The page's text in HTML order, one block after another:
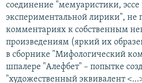
соединение "мемуаристики, эссе
экспериментальной лирики", не
комментариях к собственным
произведениям (яркий их
в сборнике "Мифологический
шпалере "Алефбет" – попытке
"художественный эквивалент